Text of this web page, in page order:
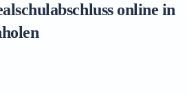
online in